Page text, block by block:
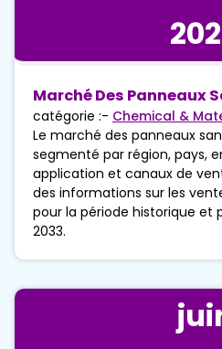
Marché Des Panneaux
catégorie :- Chemical &
Le marché des panneaux
segmenté par région, pays,
application et canaux de
des informations sur les
pour la période historique et
2033.